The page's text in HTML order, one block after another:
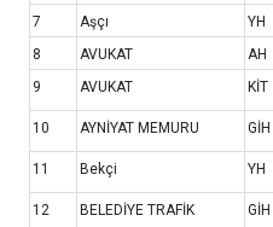
7
Aşçı YH
8
AVUKAT AH
9
AVUKAT KİT
10 AYNİYAT MEMURU GİH
11 Bekçi YH
12
BELEDİYE TRAFİK
GİH